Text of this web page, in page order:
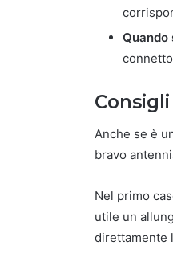
Anche se è
bravo
Nel primo
utile un
direttamente